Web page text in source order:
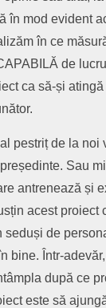
în mod evident
în ce
de
ca să-și
pestriț de la
Sau
antrenează și
acest proiect
de
bine. Într-
după ce
este să